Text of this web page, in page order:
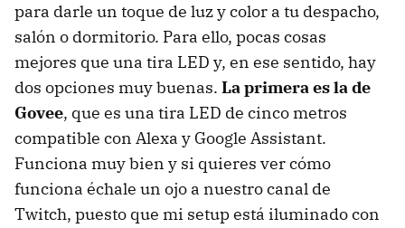
para darle un toque de luz y color a tu despacho,
salón o dormitorio. Para ello, pocas cosas
mejores que una tira LED y, en ese sentido, hay
dos opciones muy buenas. La primera es la de
Govee, que es una tira LED de cinco metros
compatible con Alexa y Google Assistant.
Funciona muy bien y si quieres ver cómo
funciona échale un ojo a nuestro canal de
Twitch, puesto que mi setup está iluminado con